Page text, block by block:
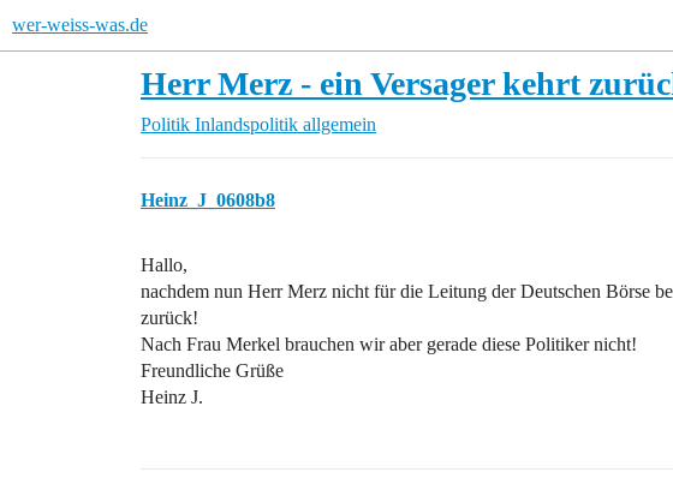
wer-weiss-was.de
Herr Merz - ein Versager kehrt
Politik Inlandspolitik allgemein
Heinz_J_0608b8
Hallo,
nachdem nun Herr Merz nicht für die Leitung der Deutschen Börse
zurück!
Nach Frau Merkel brauchen wir aber gerade diese Politiker nicht!
Freundliche Grüße
Heinz J.